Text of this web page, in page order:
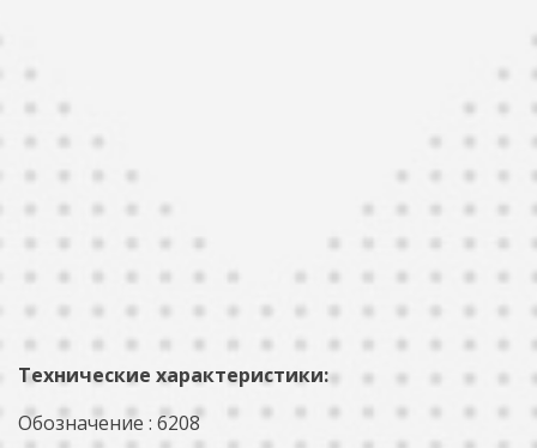
Технические характеристики:
Обозначение : 6208